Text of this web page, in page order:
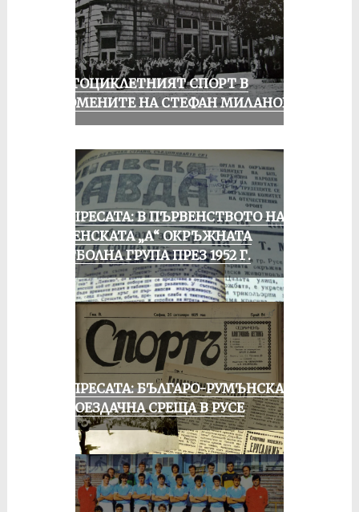
МОТОЦИКЛЕТНИЯТ СПОРТ В
СПОМЕНИТЕ НА СТЕФАН МИЛАНОВ
ОТ ПРЕСАТА: В ПЪРВЕНСТВОТО НА
РУСЕНСКАТА „А“ ОКРЪЖНАТА
ФУТБОЛНА ГРУПА ПРЕЗ 1952 Г.
ОТ ПРЕСАТА: БЪЛГАРО-РУМЪНСКА
КОЛОЕЗДАЧНА СРЕЩА В РУСЕ